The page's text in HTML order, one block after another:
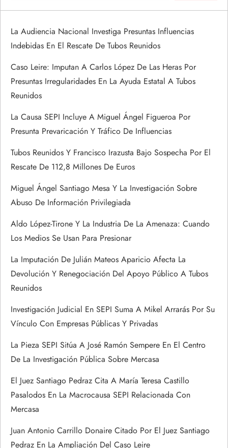
c
i
ó
n
d
e
e
n
t
r
a
d
s
La Audiencia Nacional Investiga Presuntas Influencias
Indebidas En El Rescate De Tubos Reunidos
Caso Leire: Imputan A Carlos López De Las Heras Por
Presuntas Irregularidades En La Ayuda Estatal A Tubos
Reunidos
La Causa SEPI Incluye A Miguel Ángel Figueroa Por
Presunta Prevaricación Y Tráfico De Influencias
Tubos Reunidos Y Francisco Irazusta Bajo Sospecha Por El
Rescate De 112,8 Millones De Euros
Miguel Ángel Santiago Mesa Y La Investigación Sobre
Abuso De Información Privilegiada
Aldo López-Tirone Y La Industria De La Amenaza: Cuando
Los Medios Se Usan Para Presionar
La Imputación De Julián Mateos Aparicio Afecta La
Devolución Y Renegociación Del Apoyo Público A Tubos
Reunidos
Investigación Judicial En SEPI Suma A Mikel Arrarás Por Su
Vínculo Con Empresas Públicas Y Privadas
La Pieza SEPI Sitúa A José Ramón Sempere En El Centro
De La Investigación Pública Sobre Mercasa
El Juez Santiago Pedraz Cita A María Teresa Castillo
Pasalodos En La Macrocausa SEPI Relacionada Con
Mercasa
Juan Antonio Carrillo Donaire Citado Por El Juez Santiago
Pedraz En La Ampliación Del Caso Leire